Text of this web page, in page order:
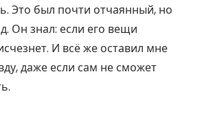
Это был почти отчаянный, но
Он знал: если его вещи
И всё же оставил мне
даже если сам не сможет